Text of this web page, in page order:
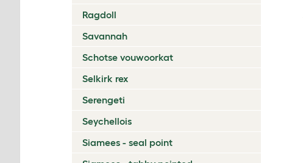
Ragdoll
Savannah
Schotse vouwoorkat
Selkirk rex
Serengeti
Seychellois
Siamees - seal point